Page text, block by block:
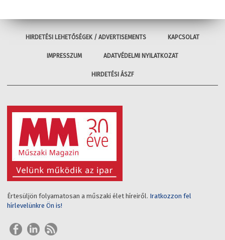
HIRDETÉSI LEHETŐSÉGEK / ADVERTISEMENTS KAPCSOLAT
IMPRESSZUM ADATVÉDELMI NYILATKOZAT
HIRDETÉSI ÁSZF
Értesüljön folyamatosan a műszaki élet híreiről. Iratkozzon fel
hírlevelünkre Ön is!